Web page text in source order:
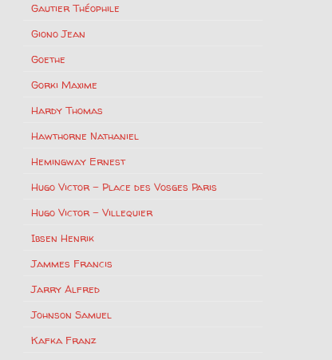
Gautier Théophile
Giono Jean
Goethe
Gorki Maxime
Hardy Thomas
Hawthorne Nathaniel
Hemingway Ernest
Hugo Victor – Place des Vosges Paris
Hugo Victor – Villequier
Ibsen Henrik
Jammes Francis
Jarry Alfred
Johnson Samuel
Kafka Franz